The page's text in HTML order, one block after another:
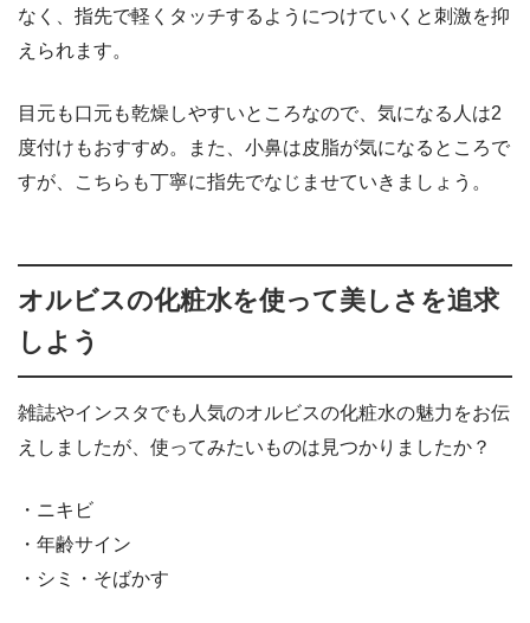
なく、指先で軽くタッチするようにつけていくと刺激を抑
えられます。
目元も口元も乾燥しやすいところなので、気になる人は2
度付けもおすすめ。また、小鼻は皮脂が気になるところで
すが、こちらも丁寧に指先でなじませていきましょう。
オルビスの化粧水を使って美しさを追求
しよう
雑誌やインスタでも人気のオルビスの化粧水の魅力をお伝
えしましたが、使ってみたいものは見つかりましたか？
・ニキビ
・年齢サイン
・シミ・そばかす